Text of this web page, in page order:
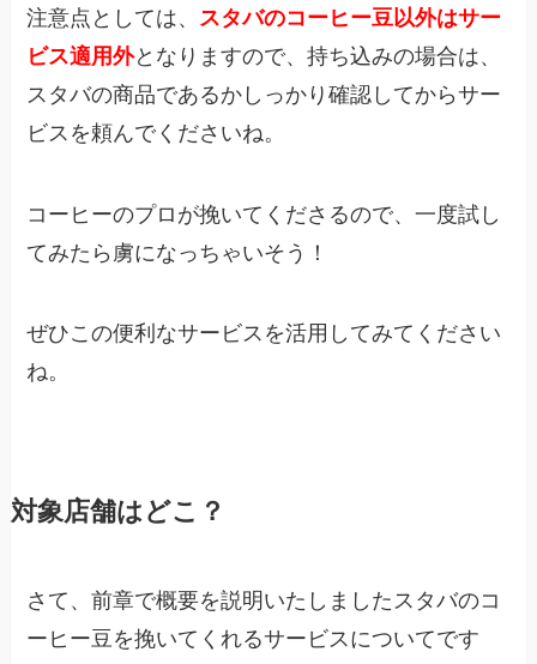
注意点としては、 スタバのコーヒー豆以外はサー
ビス適用外となりますので、持ち込みの場合は、
スタバの商品であるかしっかり確認してからサー
ビスを頼んでくださいね。
コーヒーのプロが挽いてくださるので、一度試し
てみたら虜になっちゃいそう！
ぜひこの便利なサービスを活用してみてください
ね。
対象店舗はどこ？
さて、前章で概要を説明いたしましたスタバのコ
ーヒー豆を挽いてくれるサービスについてです